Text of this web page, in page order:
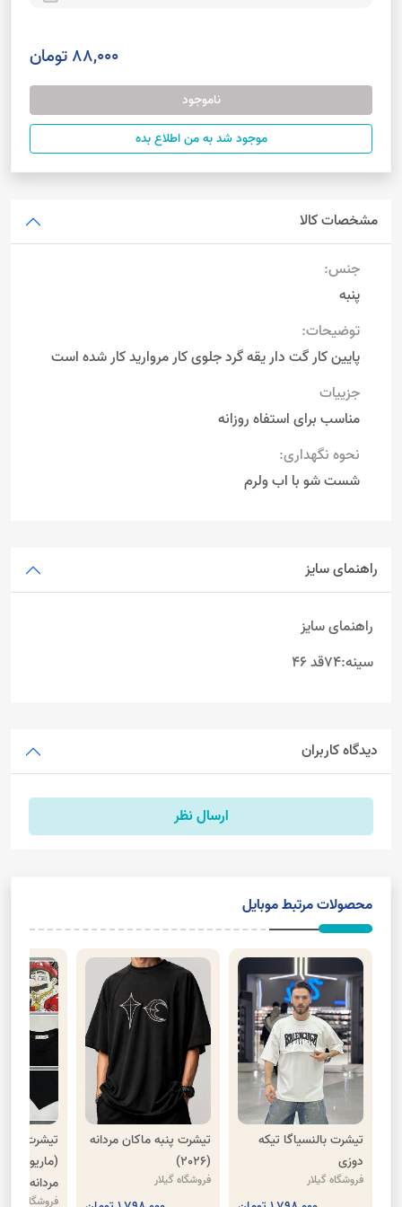
88,000 تومان
ناموجود
موجود شد به من اطلاع بده
مشخصات کالا
جنس:
پنبه
توضیحات:
پایین کار گت دار یقه گرد جلوی کار مروارید کار شده است
جزییات
مناسب برای استفاه روزانه
نحوه نگهداری:
شست شو با اب ولرم
راهنمای سایز
راهنمای سایز
سینه:74قد 46
دیدگاه کاربران
ارسال نظر
محصولات مرتبط موبایل
تیشرت بالنسیاگا تیکه
دوزی
فروشگاه گیلار
تیشرت پنبه ماکان مردانه
(2026)
فروشگاه گیلار
تیشرت
(ماریو)(
مردانه)
فروشگاه گیلار